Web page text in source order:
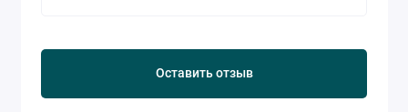
Оставить отзыв